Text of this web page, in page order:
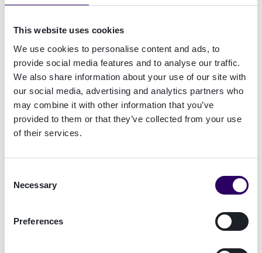
This website uses cookies
We use cookies to personalise content and ads, to
provide social media features and to analyse our traffic.
We also share information about your use of our site with
our social media, advertising and analytics partners who
may combine it with other information that you’ve
provided to them or that they’ve collected from your use
of their services.
Selection
Necessary
Preferences
succesvolle samenwerking tussen de bedrijven
en een sterke culturele fit, zal deze transactie
onmiddellijke synergieën opleveren. Nordic
Capital is enthousiast om de voortdurende groei
van Signicat in Europa te ondersteunen”, aldus
Rolf Torsøe, Managing Director bij Nordic
Capital Advisors.
het gebied van NFC-gebaseerde
documentverificatie en beschikt over door de
industrie erkende certificeringen zoals
Level of Assurance High. ReadID wordt